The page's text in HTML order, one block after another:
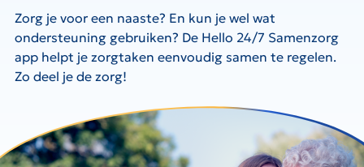
Zorg je voor een naaste? En kun je wel wat
ondersteuning gebruiken? De Hello 24/7 Samenzorg
app helpt je zorgtaken eenvoudig samen te regelen.
Zo deel je de zorg!